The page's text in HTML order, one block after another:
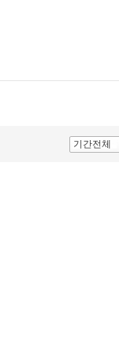
기간전체